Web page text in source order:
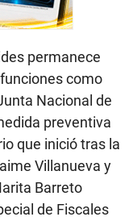
permanece
como
Nacional de
preventiva
que inició tras la
Villanueva y
Barreto
de Fiscales